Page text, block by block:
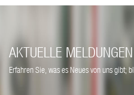
AKTUELLE MELDUNGEN
Erfahren Sie, was es Neues von uns gibt;